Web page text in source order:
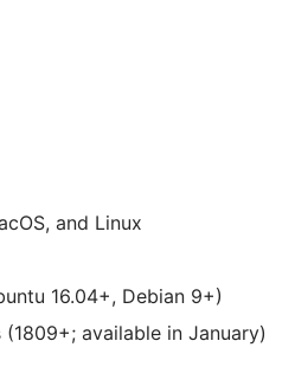
and Linux
16.04+, Debian 9+)
available in January)